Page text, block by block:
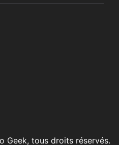
tous droits réservés.